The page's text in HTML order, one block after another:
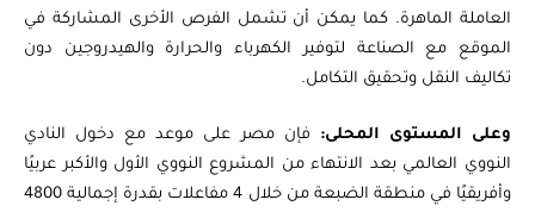
العاملة الماهرة. كما يمكن أن تشمل الفرص الأخرى المشاركة في
الموقع مع الصناعة لتوفير الكهرباء والحرارة والهيدروجين دون
تكاليف النقل وتحقيق التكامل.
وعلى المستوى المحلى:فإن مصر على موعد مع دخول النادي
النووي العالمي بعد الانتهاء من المشروع النووي الأول والأكبر عربيًا
وأفريقيًا في منطقة الضبعة من خلال 4 مفاعلات بقدرة إجمالية 4800